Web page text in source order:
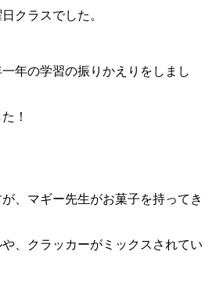
クラスでした。
年の学習の振りかえりをしまし
！
、マギー先生がお菓子を持ってき
、クラッカーがミックスされてい